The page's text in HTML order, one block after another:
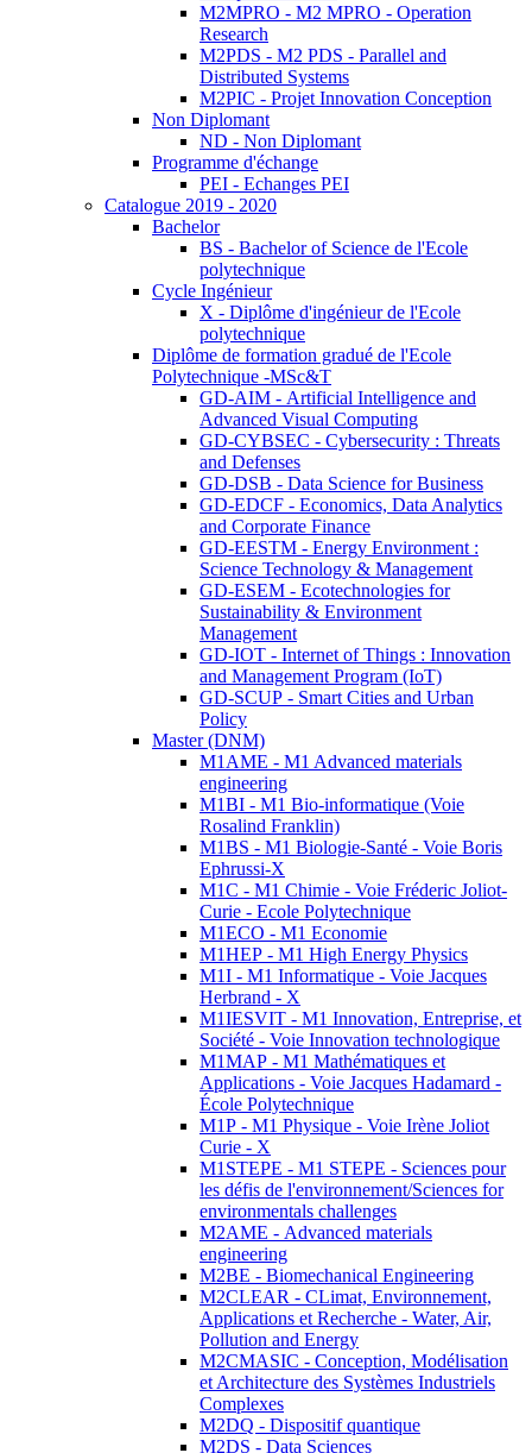
M2MPRO - M2 MPRO - Operation
Research
M2PDS - M2 PDS - Parallel and
Distributed Systems
M2PIC - Projet Innovation Conception
Non Diplomant
ND - Non Diplomant
Programme d'échange
PEI - Echanges PEI
Catalogue 2019 - 2020
Bachelor
BS - Bachelor of Science de l'Ecole
polytechnique
Cycle Ingénieur
X - Diplôme d'ingénieur de l'Ecole
polytechnique
Diplôme de formation gradué de l'Ecole
Polytechnique -MSc&T
GD-AIM - Artificial Intelligence and
Advanced Visual Computing
GD-CYBSEC - Cybersecurity : Threats
and Defenses
GD-DSB - Data Science for Business
GD-EDCF - Economics, Data Analytics
and Corporate Finance
GD-EESTM - Energy Environment :
Science Technology & Management
GD-ESEM - Ecotechnologies for
Sustainability & Environment
Management
GD-IOT - Internet of Things : Innovation
and Management Program (IoT)
GD-SCUP - Smart Cities and Urban
Policy
Master (DNM)
M1AME - M1 Advanced materials
engineering
M1BI - M1 Bio-informatique (Voie
Rosalind Franklin)
M1BS - M1 Biologie-Santé - Voie Boris
Ephrussi-X
M1C - M1 Chimie - Voie Fréderic Joliot-
Curie - Ecole Polytechnique
M1ECO - M1 Economie
M1HEP - M1 High Energy Physics
M1I - M1 Informatique - Voie Jacques
Herbrand - X
M1IESVIT - M1 Innovation, Entreprise, et
Société - Voie Innovation technologique
M1MAP - M1 Mathématiques et
Applications - Voie Jacques Hadamard -
École Polytechnique
M1P - M1 Physique - Voie Irène Joliot
Curie - X
M1STEPE - M1 STEPE - Sciences pour
les défis de l'environnement/Sciences for
environmentals challenges
M2AME - Advanced materials
engineering
M2BE - Biomechanical Engineering
M2CLEAR - CLimat, Environnement,
Applications et Recherche - Water, Air,
Pollution and Energy
M2CMASIC - Conception, Modélisation
et Architecture des Systèmes Industriels
Complexes
M2DQ - Dispositif quantique
M2DS - Data Sciences